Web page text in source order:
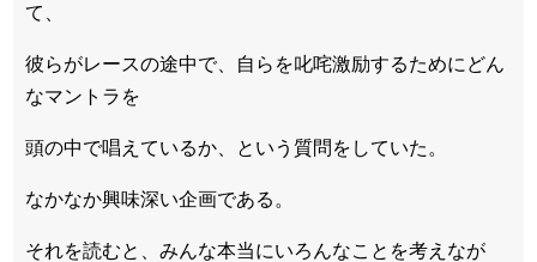
て、
彼らがレースの途中で、自らを叱咤激励するためにどん
なマントラを
頭の中で唱えているか、という質問をしていた。
なかなか興味深い企画である。
それを読むと、みんな本当にいろんなことを考えなが